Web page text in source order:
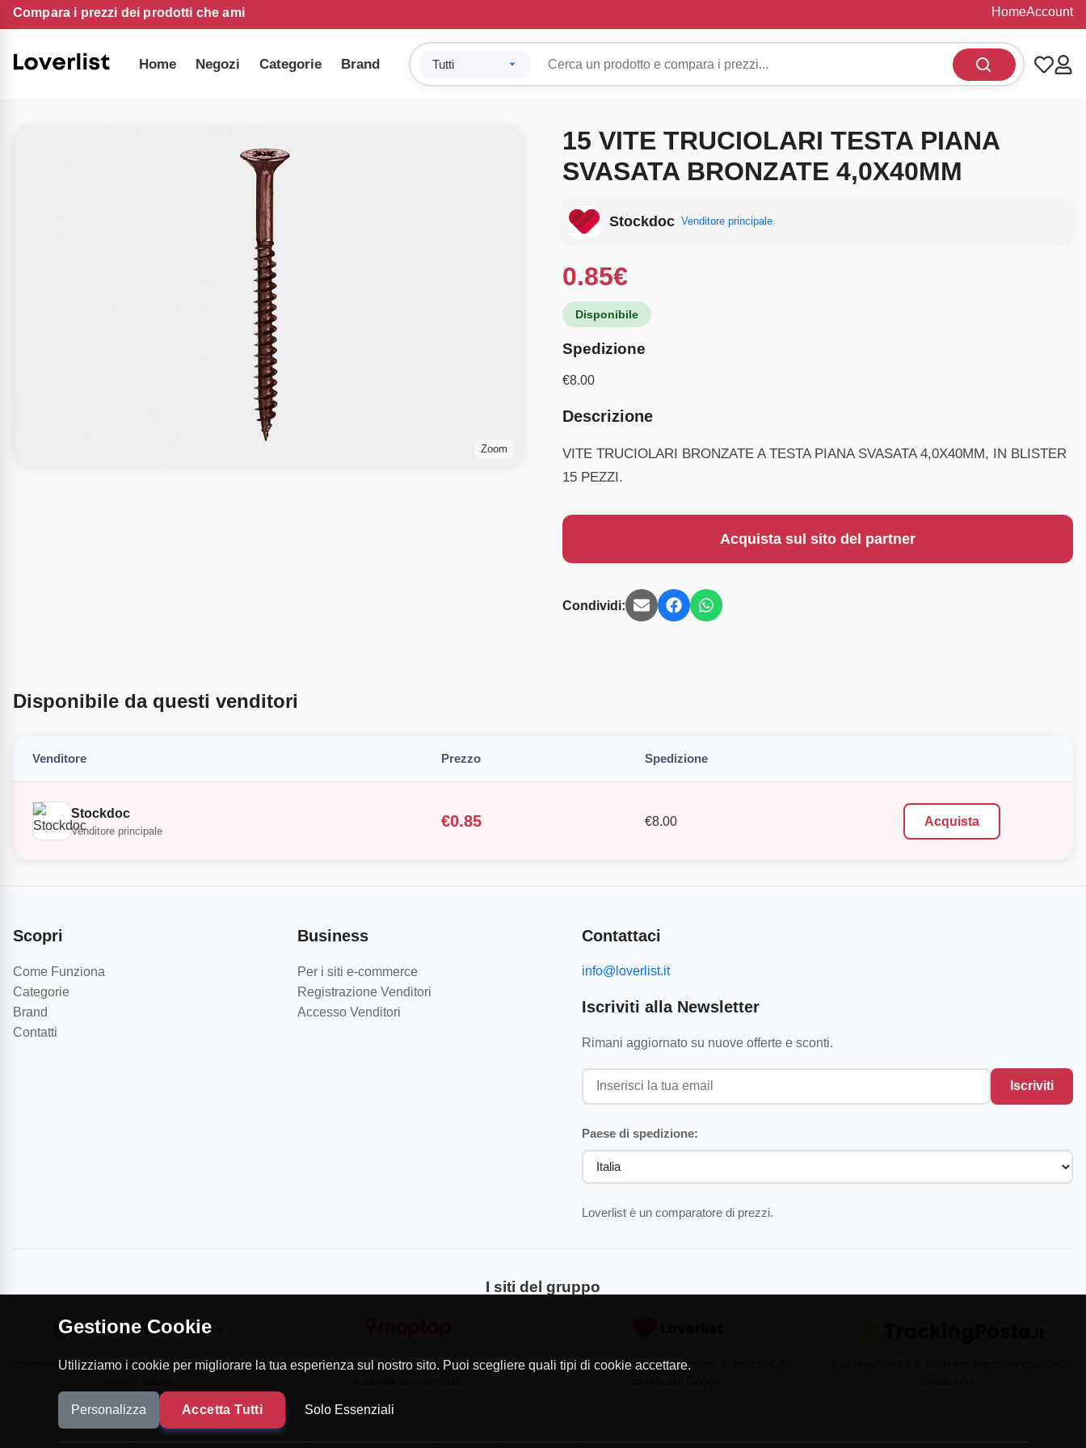
Compara i prezzi dei prodotti che ami HomeAccount
Home Negozi Categorie Brand
Zoom
15 VITE TRUCIOLARI TESTA PIANA
SVASATA BRONZATE 4,0X40MM
Stockdoc Venditore principale
0.85€
Disponibile
Spedizione
€8.00
Descrizione
VITE TRUCIOLARI BRONZATE A TESTA PIANA SVASATA 4,0X40MM, IN BLISTER
15 PEZZI.
Acquista sul sito del partner
Condividi:
Disponibile da questi venditori
Venditore Prezzo Spedizione
Stockdoc
Venditore principale
€0.85 €8.00 Acquista
Scopri
Come Funziona
Categorie
Brand
Contatti
Business
Per i siti e-commerce
Registrazione Venditori
Accesso Venditori
Contattaci
info@loverlist.it
Iscriviti alla Newsletter
Rimani aggiornato su nuove offerte e sconti.
Iscriviti
Paese di spedizione:
Loverlist è un comparatore di prezzi.
I siti del gruppo
commercioVirtuoso.it è il Marketplace dei migliori
MapTap.it è la Directory di aziende professionisti
Loverlist.com è il comparatore di prezzo CSS
Gestione Cookie
Utilizziamo i cookie per migliorare la tua esperienza sul nostro sito. Puoi scegliere quali tipi di cookie accettare.
Personalizza Accetta Tutti Solo Essenziali